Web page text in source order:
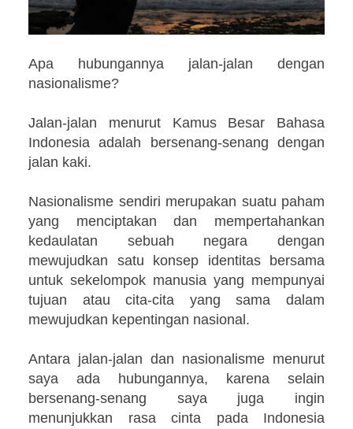
Apa hubungannya jalan-jalan dengan
nasionalisme?
Jalan-jalan menurut Kamus Besar Bahasa
Indonesia adalah bersenang-senang dengan
jalan kaki.
Nasionalisme sendiri merupakan suatu paham
yang menciptakan dan mempertahankan
kedaulatan sebuah negara dengan
mewujudkan satu konsep identitas bersama
untuk sekelompok manusia yang mempunyai
tujuan atau cita-cita yang sama dalam
mewujudkan kepentingan nasional.
Antara jalan-jalan dan nasionalisme menurut
saya ada hubungannya, karena selain
bersenang-senang saya juga ingin
menunjukkan rasa cinta pada Indonesia